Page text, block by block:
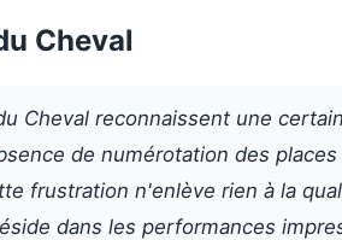
Cheval
Cheval reconnaissent une
de numérotation des
frustration n'enlève rien à la
dans les performances